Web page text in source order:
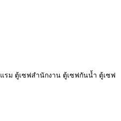
รม ตู้เซฟสำนักงาน ตู้เซฟกันน้ำ ตู้เซฟ